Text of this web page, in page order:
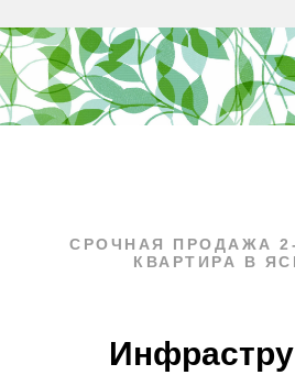
СРОЧНАЯ ПРОДАЖА
КВАРТИРА В